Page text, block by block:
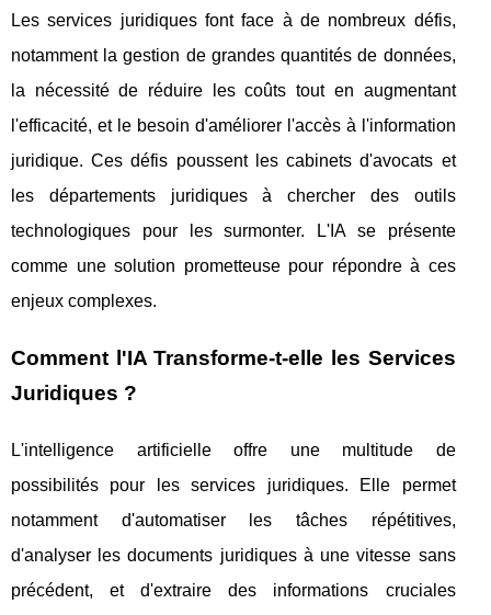
Les services juridiques font face à de nombreux défis,
notamment la gestion de grandes quantités de données,
la nécessité de réduire les coûts tout en augmentant
l'efficacité, et le besoin d'améliorer l'accès à l'information
juridique. Ces défis poussent les cabinets d'avocats et
les départements juridiques à chercher des outils
technologiques pour les surmonter. L'IA se présente
comme une solution prometteuse pour répondre à ces
enjeux complexes.
Comment l'IA Transforme-t-elle les Services
Juridiques ?
L'intelligence artificielle offre une multitude de
possibilités pour les services juridiques. Elle permet
notamment d'automatiser les tâches répétitives,
d'analyser les documents juridiques à une vitesse sans
précédent, et d'extraire des informations cruciales